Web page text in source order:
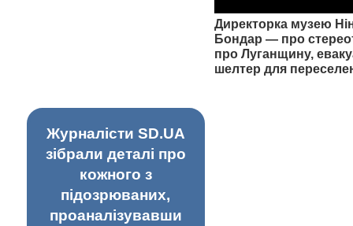
Директорка музею
Бондар — про
про Луганщину,
шелтер для
Журналісти SD.UA
зібрали деталі про
кожного з
підозрюваних,
проаналізувавши